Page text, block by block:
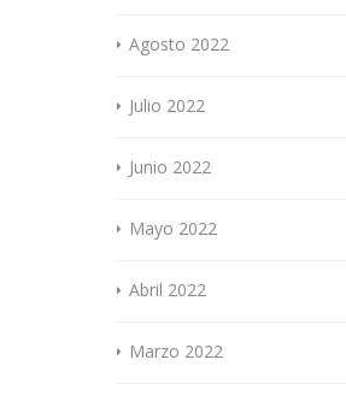
Agosto 2022
Julio 2022
Junio 2022
Mayo 2022
Abril 2022
Marzo 2022